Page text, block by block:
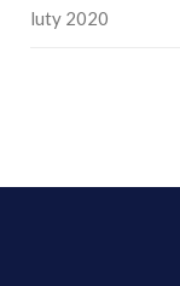
luty 2020